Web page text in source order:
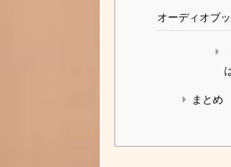
オーディオブ
まとめ